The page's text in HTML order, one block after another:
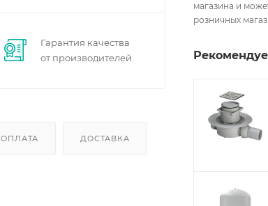
Гарантия качества
от производителей
ОПЛАТА ДОСТАВКА
магазина и
розничных